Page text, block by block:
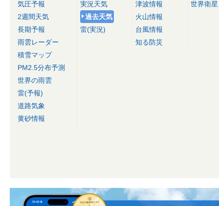
気圧予報
2週間天気
長期予報
雨雲レーダー
積雪マップ
PM2.5分布予測
世界の雨雲
雷(予報)
道路気象
黄砂情報
実況天気
過去天気
雷(実況)
津波情報
火山情報
台風情報
知る防災
世界衛星